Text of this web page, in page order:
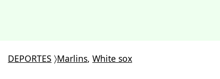
DEPORTES 〉Marlins, White sox